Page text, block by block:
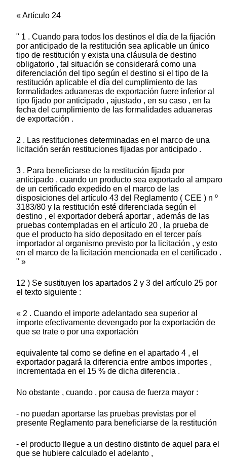
« Artículo 24
" 1 . Cuando para todos los destinos el día de la fijación
por anticipado de la restitución sea aplicable un único
tipo de restitución y exista una cláusula de destino
obligatorio , tal situación se considerará como una
diferenciación del tipo según el destino si el tipo de la
restitución aplicable el día del cumplimiento de las
formalidades aduaneras de exportación fuere inferior al
tipo fijado por anticipado , ajustado , en su caso , en la
fecha del cumplimiento de las formalidades aduaneras
de exportación .
2 . Las restituciones determinadas en el marco de una
licitación serán restituciones fijadas por anticipado .
3 . Para beneficiarse de la restitución fijada por
anticipado , cuando un producto sea exportado al amparo
de un certificado expedido en el marco de las
disposiciones del artículo 43 del Reglamento ( CEE ) n º
3183/80 y la restitución esté diferenciada según el
destino , el exportador deberá aportar , además de las
pruebas contempladas en el artículo 20 , la prueba de
que el producto ha sido depositado en el tercer país
importador al organismo previsto por la licitación , y esto
en el marco de la licitación mencionada en el certificado .
" »
12 ) Se sustituyen los apartados 2 y 3 del artículo 25 por
el texto siguiente :
« 2 . Cuando el importe adelantado sea superior al
importe efectivamente devengado por la exportación de
que se trate o por una exportación
equivalente tal como se define en el apartado 4 , el
exportador pagará la diferencia entre ambos importes ,
incrementada en el 15 % de dicha diferencia .
No obstante , cuando , por causa de fuerza mayor :
- no puedan aportarse las pruebas previstas por el
presente Reglamento para beneficiarse de la restitución
- el producto llegue a un destino distinto de aquel para el
que se hubiere calculado el adelanto ,